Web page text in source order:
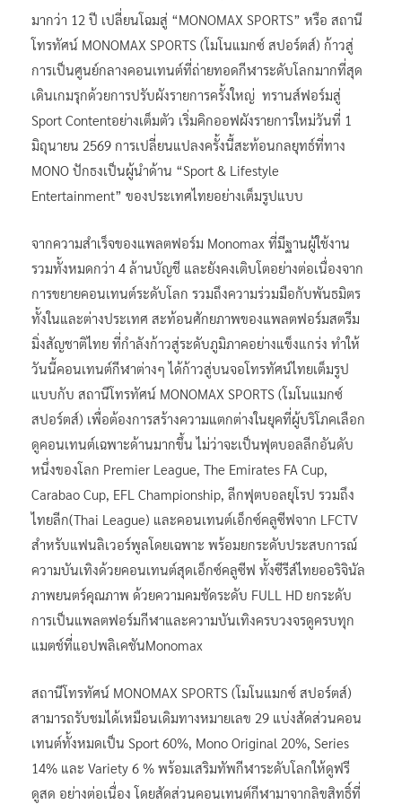
มากว่า 12 ปี เปลี่ยนโฉมสู่ “MONOMAX SPORTS” หรือ สถานี
โทรทัศน์ MONOMAX SPORTS (โมโนแมกซ์ สปอร์ตส์) ก้าวสู่
การเป็นศูนย์กลางคอนเทนต์ที่ถ่ายทอดกีฬาระดับโลกมากที่สุด
เดินเกมรุกด้วยการปรับผังรายการครั้งใหญ่ ทรานส์ฟอร์มสู่
Sport Contentอย่างเต็มตัว เริ่มคิกออฟผังรายการใหม่วันที่ 1
มิถุนายน 2569 การเปลี่ยนแปลงครั้งนี้สะท้อนกลยุทธ์ที่ทาง
MONO ปักธงเป็นผู้นำด้าน “Sport & Lifestyle
Entertainment” ของประเทศไทยอย่างเต็มรูปแบบ
จากความสำเร็จของแพลตฟอร์ม Monomax ที่มีฐานผู้ใช้งาน
รวมทั้งหมดกว่า 4 ล้านบัญชี และยังคงเติบโตอย่างต่อเนื่องจาก
การขยายคอนเทนต์ระดับโลก รวมถึงความร่วมมือกับพันธมิตร
ทั้งในและต่างประเทศ สะท้อนศักยภาพของแพลตฟอร์มสตรีม
มิ่งสัญชาติไทย ที่กำลังก้าวสู่ระดับภูมิภาคอย่างแข็งแกร่ง ทำให้
วันนี้คอนเทนต์กีฬาต่างๆ ได้ก้าวสู่บนจอโทรทัศน์ไทยเต็มรูป
แบบกับ สถานีโทรทัศน์ MONOMAX SPORTS (โมโนแมกซ์
สปอร์ตส์) เพื่อต้องการสร้างความแตกต่างในยุคที่ผู้บริโภคเลือก
ดูคอนเทนต์เฉพาะด้านมากขึ้น ไม่ว่าจะเป็นฟุตบอลลีกอันดับ
หนึ่งของโลก Premier League, The Emirates FA Cup,
Carabao Cup, EFL Championship, ลีกฟุตบอลยุโรป รวมถึง
ไทยลีก(Thai League) และคอนเทนต์เอ็กซ์คลูซีฟจาก LFCTV
สำหรับแฟนลิเวอร์พูลโดยเฉพาะ พร้อมยกระดับประสบการณ์
ความบันเทิงด้วยคอนเทนต์สุดเอ็กซ์คลูซีฟ ทั้งซีรีส์ไทยออริจินัล
ภาพยนตร์คุณภาพ ด้วยความคมชัดระดับ FULL HD ยกระดับ
การเป็นแพลตฟอร์มกีฬาและความบันเทิงครบวงจรดูครบทุก
แมตช์ที่แอปพลิเคชันMonomax
สถานีโทรทัศน์ MONOMAX SPORTS (โมโนแมกซ์ สปอร์ตส์)
สามารถรับชมได้เหมือนเดิมทางหมายเลข 29 แบ่งสัดส่วนคอน
เทนต์ทั้งหมดเป็น Sport 60%, Mono Original 20%, Series
14% และ Variety 6 % พร้อมเสริมทัพกีฬาระดับโลกให้ดูฟรี
ดูสด อย่างต่อเนื่อง โดยสัดส่วนคอนเทนต์กีฬามาจากลิขสิทธิ์ที่